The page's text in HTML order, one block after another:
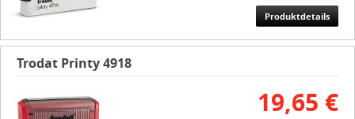
Produktdetails
Trodat Printy 4918
19,65 €